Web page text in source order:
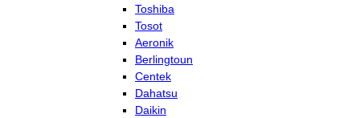
Toshiba
Tosot
Aeronik
Berlingtoun
Centek
Dahatsu
Daikin